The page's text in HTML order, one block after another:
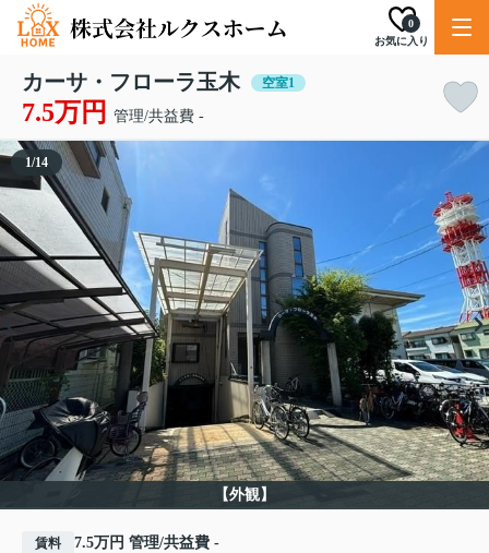
お気に入り
0
カーサ・フローラ玉木 空室1
7.5万円 管理/共益費 -
【外観】
1/14
賃料 7.5万円 管理/共益費 -